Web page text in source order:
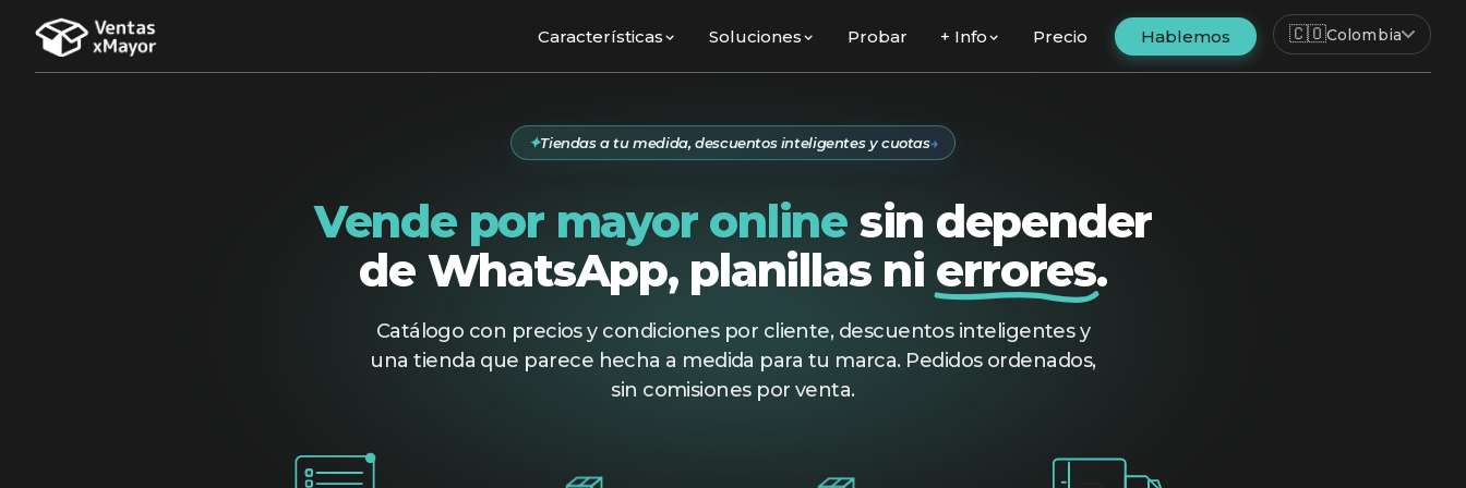
Características Soluciones Probar + Info Precio Hablemos 🇨🇴Colombia
✦Tiendas a tu medida, descuentos inteligentes y cuotas→
Vende por mayor onlinesin depender
de WhatsApp, planillas ni errores.
Catálogo con precios y condiciones por cliente, descuentos inteligentes y
una tienda que parece hecha a medida para tu marca. Pedidos ordenados,
sin comisiones por venta.